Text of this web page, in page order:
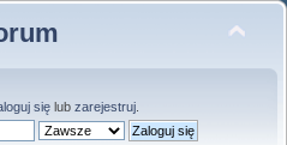
sięlub zarejestruj.